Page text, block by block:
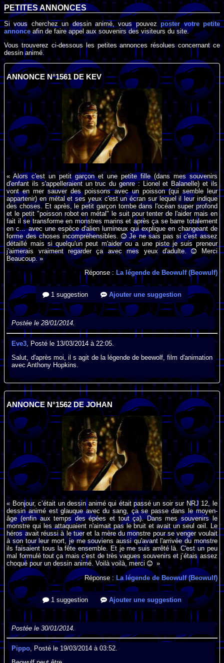
PETITES ANNONCES
Si vous cherchez un dessin animé, vous pouvezposter votre petite
annonceafin de faire appel aux souvenirs des visiteurs du site.
Vous trouverez ci-dessous les petites annonces résolues concernant ce
dessin animé.
ANNONCE N°1561 DE KEV
« Alors c'est un petit garçon et une petite fille (dans mes souvenirs
d'enfant ils s'appelleraient un truc du genre : Lionel et Balanelle) et ils
vont en mer sauver des poissons avec un poisson (qui semble leur
appartenir) en métal et ses yeux c'est un écran sur lequel il leur indique
des choses. Et après, le petit garçon tombe dans l'océan super profond
et le petit "poisson robot en métal" le suit pour tenter de l'aider mais en
fait il se transforme en monstres marins et après ça se barre totalement
en c... avec une espèce d'alien lumineux qui explique en changeant de
forme des choses incompréhensibles.
Je ne sais pas si c'est assez
détaillé mais si quelqu'un peut m'aider ou a une piste je suis preneur
j'aimerais vraiment regarder ça avec mes yeux d'adulte.
Merci
Beaucoup. »
Réponse : La légende de Beowulf (Beowulf)
1 suggestion Ajouter une suggestion
Postée le 28/01/2014.
Eve3 , Posté le 13/03/2014 à 22:05.
Salut, d'après moi, il s agit de la légende de beewolf, film d'animation
avec Anthony Hopkins.
ANNONCE N°1562 DE JOHAN
« Bonjour, c’était un dessin animé qui était passé un soir sur NRJ 12, le
dessin animé est glauque avec du sang, ça se passe dans le moyen-
âge (enfin aux temps des épées et tout ça). Dans mes souvenirs le
monstre qui les attaquaient n'aimait pas le bruit et avait un seul œil. Le
héros avait réussi à le tuer et la mère du monstre pour se venger voulait
à son tour leur mort, je me souviens aussi qu'avant l'arrivée du monstre
ils faisaient tous la fête ensemble. Et je me suis arrêté là. C'est un peu
mal formulé tout ça mais c'est de très vagues souvenirs et j’étais assez
choqué pour un dessin animé. Voilà voilà, merci
»
Réponse : La légende de Beowulf (Beowulf)
1 suggestion Ajouter une suggestion
Postée le 30/01/2014.
Pippo , Posté le 19/03/2014 à 03:52.